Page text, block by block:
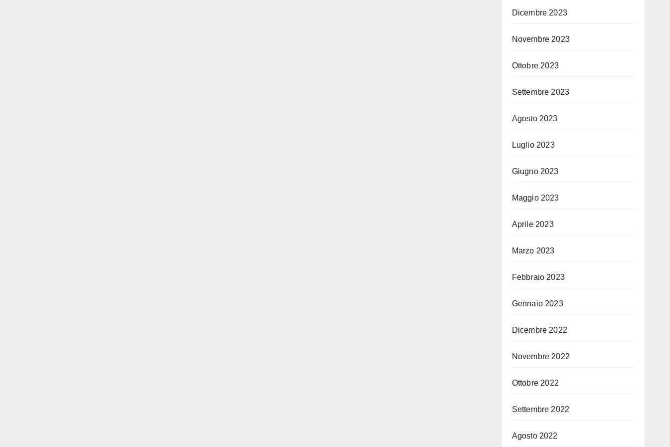
Dicembre 2023
Novembre 2023
Ottobre 2023
Settembre 2023
Agosto 2023
Luglio 2023
Giugno 2023
Maggio 2023
Aprile 2023
Marzo 2023
Febbraio 2023
Gennaio 2023
Dicembre 2022
Novembre 2022
Ottobre 2022
Settembre 2022
Agosto 2022